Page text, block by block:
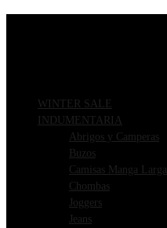
WINTER SALE
INDUMENTARIA
Abrigos y Camperas
Buzos
Camisas Manga Larga
Chombas
Joggers
Jeans